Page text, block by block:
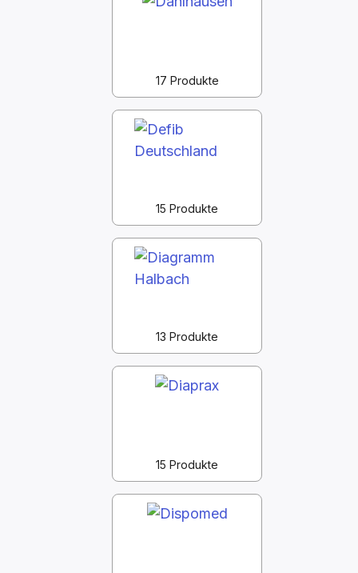
17 Produkte
15 Produkte
13 Produkte
15 Produkte